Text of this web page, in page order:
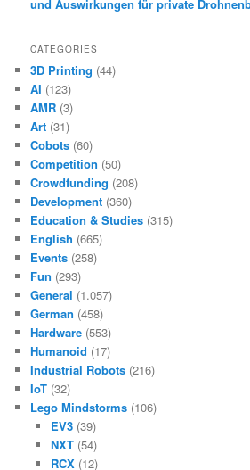
und Auswirkungen für private
CATEGORIES
3D Printing (44)
AI (123)
AMR (3)
Art (31)
Cobots (60)
Competition (50)
Crowdfunding (208)
Development (360)
Education & Studies (315)
English (665)
Events (258)
Fun (293)
General (1.057)
German (458)
Hardware (553)
Humanoid (17)
Industrial Robots (216)
IoT (32)
Lego Mindstorms (106)
EV3(39)
NXT(54)
RCX(12)